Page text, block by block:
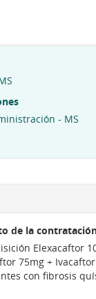
- MS
de la
Elexacaftor
75mg +
con fibrosis